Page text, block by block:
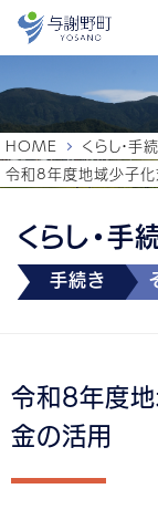
くらし・手
手続き
HOME くらし・手
令和8年度地域少子
令和8年度
金の活用